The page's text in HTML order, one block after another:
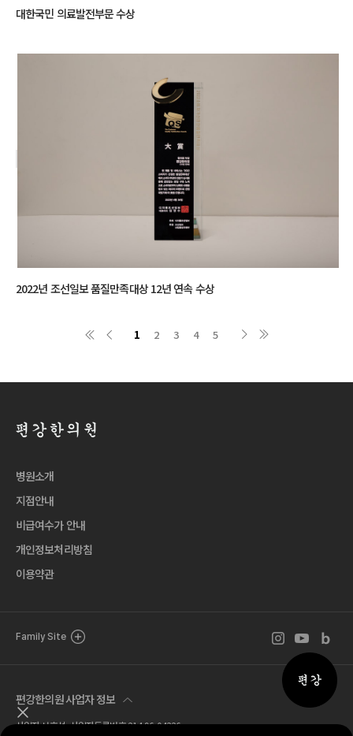
대한국민 의료발전부문 수상
2022년 조선일보 품질만족대상 12년 연속 수상
1 2 3 4 5
퀵메뉴
퀵메뉴 닫기
병원소개
지점안내
비급여수가 안내
개인정보처리방침
이용약관
Family Site 인스타그램 바로
유튜브 바로
블로그
편강한의원 사업자 정보
사업자 서호석 사업자등록번호 214-96-04326